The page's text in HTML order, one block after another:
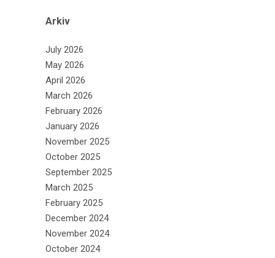
Arkiv
July 2026
May 2026
April 2026
March 2026
February 2026
January 2026
November 2025
October 2025
September 2025
March 2025
February 2025
December 2024
November 2024
October 2024